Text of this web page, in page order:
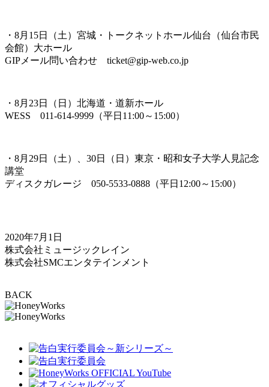
・8月15日（土）宮城・トークネットホール仙台（仙台市民
会館）大ホール
GIPメール問い合わせ ticket@gip-web.co.jp
・8月23日（日）北海道・道新ホール
WESS 011-614-9999（平日11:00～15:00）
・8月29日（土）、30日（日）東京・昭和女子大学人見記念
講堂
ディスクガレージ 050-5533-0888（平日12:00～15:00）
2020年7月1日
株式会社ミュージックレイン
株式会社SMCエンタテインメント
BACK